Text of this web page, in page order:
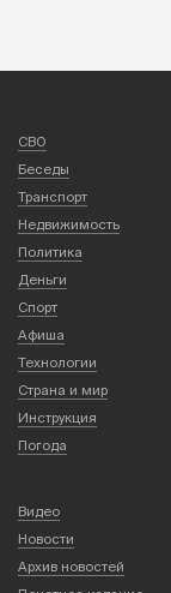
СВО
Беседы
Транспорт
Недвижимость
Политика
Деньги
Спорт
Афиша
Технологии
Страна и мир
Инструкция
Погода
Видео
Новости
Архив новостей